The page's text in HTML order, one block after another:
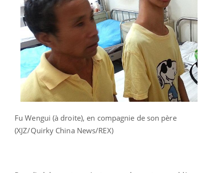
Fu Wengui (à droite), en compagnie de son père
(XJZ/Quirky China News/REX)